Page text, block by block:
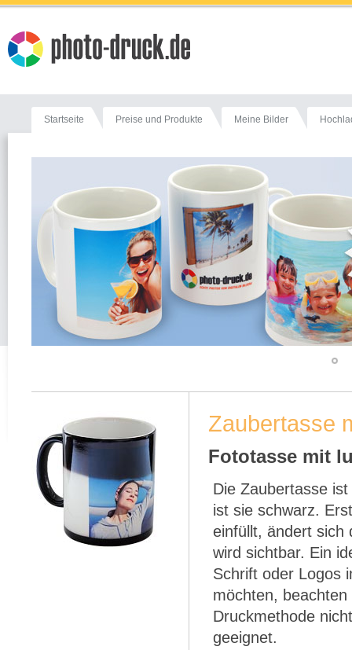
Startseite Preise und Produkte Meine Bilder
Zaubertasse
Fototasse mit
Die Zaubertasse
ist sie schwarz.
einfüllt, ändert sich
wird sichtbar. Ein
Schrift oder Logos
möchten,
Druckmethode
geeignet.